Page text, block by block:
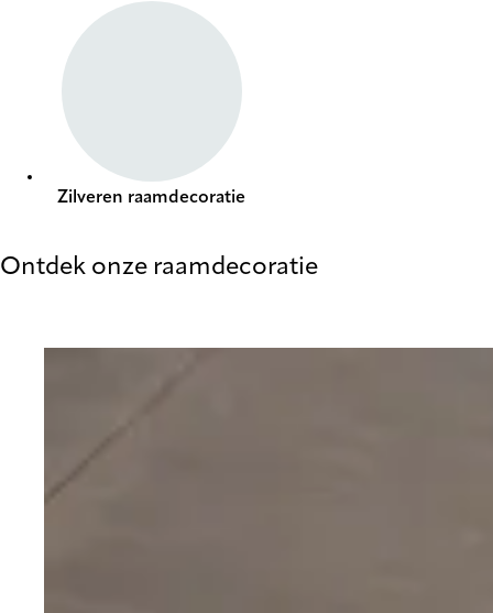
Zilveren raamdecoratie
Ontdek onze raamdecoratie